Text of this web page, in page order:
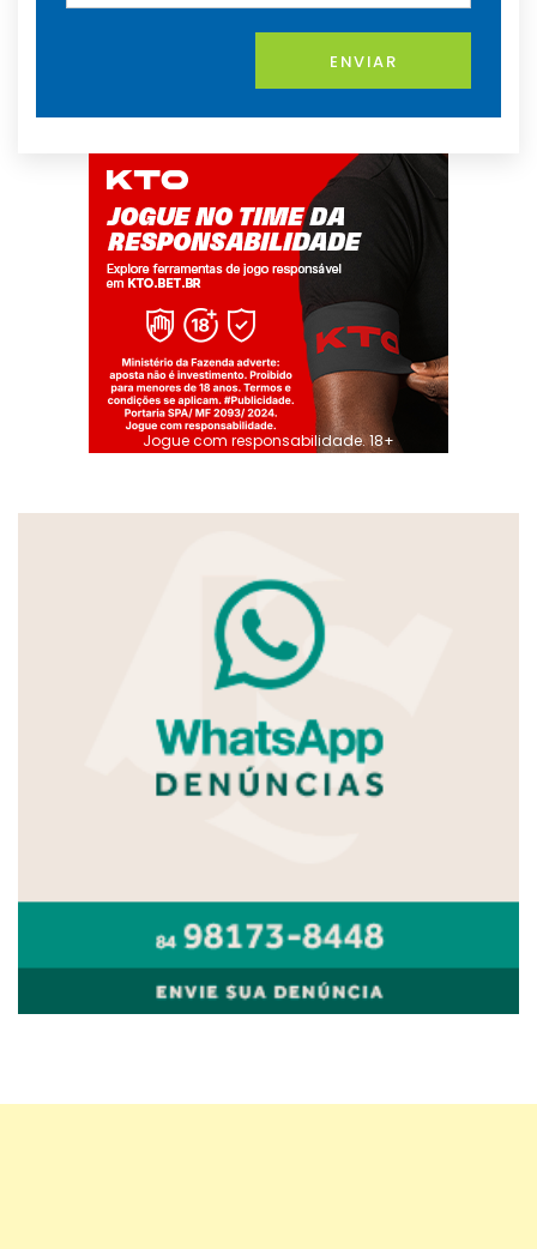
ENVIAR
Jogue com responsabilidade. 18+